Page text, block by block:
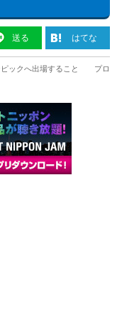
送る はてな
ピックへ出場すること プロ